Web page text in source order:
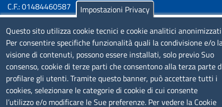
C.F.: 01484460587
P.Iva: 01000211001
SERVIZIO REALIZZATO DA
Impostazioni Privacy
Questo sito utilizza cookie tecnici e cookie analitici
Per consentire specifiche funzionalità quali la condivisione e/o
visione di contenuti, possono essere installati, solo previo Suo
consenso, cookie di terze parti che consentono alla terza parte
profilare gli utenti. Tramite questo banner, può accettare tutti i
cookies, selezionare le categorie di cookie di cui consente
l’utilizzo e/o modificare le Sue preferenze. Per vedere la Cookie